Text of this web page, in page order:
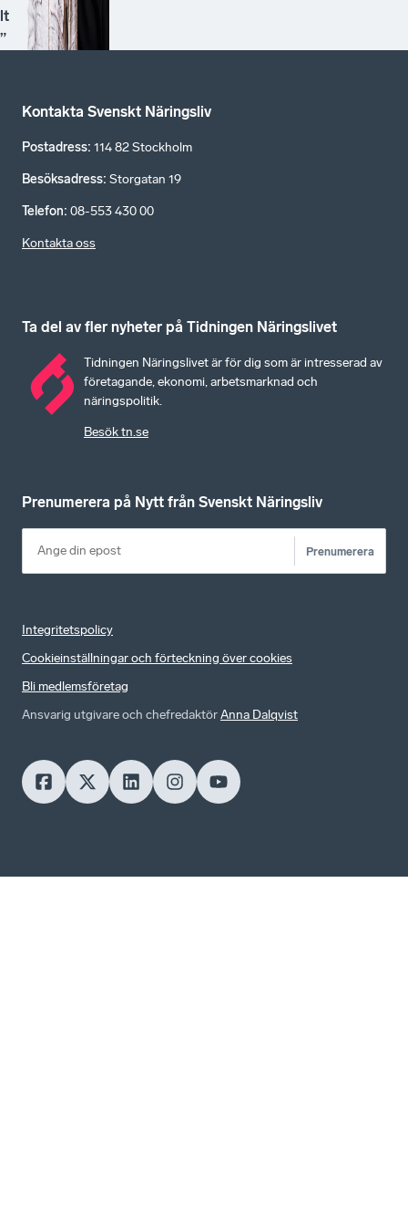
lt
”
Kontakta Svenskt Näringsliv
Postadress: 114 82 Stockholm
Besöksadress: Storgatan 19
Telefon: 08-553 430 00
Kontakta oss
Ta del av fler nyheter på Tidningen Näringslivet
Tidningen Näringslivet är för dig som är intresserad av
företagande, ekonomi, arbetsmarknad och
näringspolitik.
Besök tn.se
Prenumerera på Nytt från Svenskt Näringsliv
Prenumerera
Integritetspolicy
Cookieinställningar och förteckning över cookies
Bli medlemsföretag
Ansvarig utgivare och chefredaktörAnna Dalqvist